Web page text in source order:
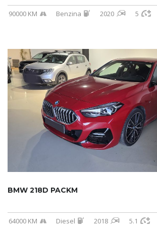
90000 KM Benzina 2020 5
BMW 218D PACKM
64000 KM Diesel 2018 5.1